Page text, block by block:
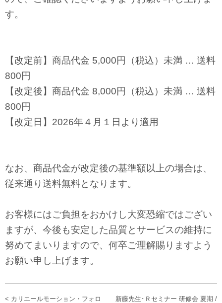
す。
【改定前】商品代金 5,000円（税込）未満 … 送料
800円
【改定後】商品代金 8,000円（税込）未満 … 送料
800円
【改定日】2026年４月１日より適用
なお、商品代金が改定後の基準額以上の場合は、
従来通り送料無料となります。
お客様にはご負担をおかけし大変恐縮ではござい
ますが、今後も安定した品質とサービスの維持に
努めてまいりますので、何卒ご理解賜りますよう
お願い申し上げます。
< カリエールモーション・フォロ
新藤先生･Ｒセミナー 研修会 夏期 /